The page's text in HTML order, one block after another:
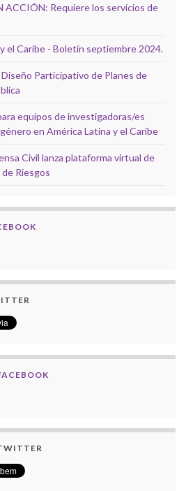
ACCIÓN: Requiere los servicios de
el Caribe - Boletín septiembre 2024.
Participativo de Planes de
equipos de investigadoras/es
en América Latina y el Caribe
Civil lanza plataforma virtual de
Riesgos